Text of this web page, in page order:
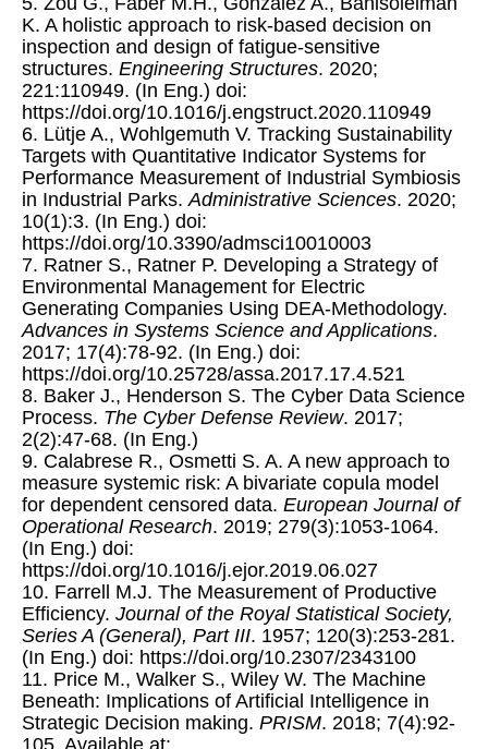
K. A holistic approach to risk-based decision on
inspection and design of fatigue-sensitive
structures. Engineering Structures. 2020;
‏221:110949. (In Eng.) doi:
https://doi.org/10.1016/j.engstruct.2020.110949
6. Lütje A., Wohlgemuth V. Tracking Sustainability
Targets with Quantitative Indicator Systems for
Performance Measurement of Industrial Symbiosis
in Industrial Parks.Administrative Sciences. 2020;
10(1):3. (In Eng.) doi:
https://doi.org/10.3390/admsci10010003
7. Ratner S., Ratner P. Developing a Strategy of
Environmental Management for Electric
Generating Companies Using DEA-Methodology.
Advances in Systems Science and Applications.
2017; 17(4):78-92. (In Eng.) doi:
https://doi.org/10.25728/assa.2017.17.4.521
8. Baker J., Henderson S. The Cyber Data Science
Process. The Cyber Defense Review. 2017;
2(2):47-68. (In Eng.)
9. Calabrese R., Osmetti S. A. A new approach to
measure systemic risk: A bivariate copula model
for dependent censored data. European Journal of
Operational Research. 2019; 279(3):1053-1064.
(In Eng.) doi:
https://doi.org/10.1016/j.ejor.2019.06.027
10. Farrell M.J. The Measurement of Productive
Efficiency. Journal of the Royal Statistical Society,
Series A (General), Part III. 1957; 120(3):253-281.
(In Eng.) doi: https://doi.org/10.2307/2343100
11. Price M., Walker S., Wiley W. The Machine
Beneath: Implications of Artificial Intelligence in
Strategic Decision making. PRISM. 2018; 7(4):92-